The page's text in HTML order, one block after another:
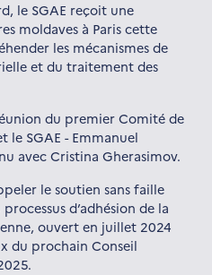
le SGAE reçoit une
moldaves à Paris cette
les mécanismes de
et du traitement des
du premier Comité de
le SGAE - Emmanuel
avec Cristina Gherasimov.
le soutien sans faille
d’adhésion de la
ouvert en juillet 2024
du prochain Conseil